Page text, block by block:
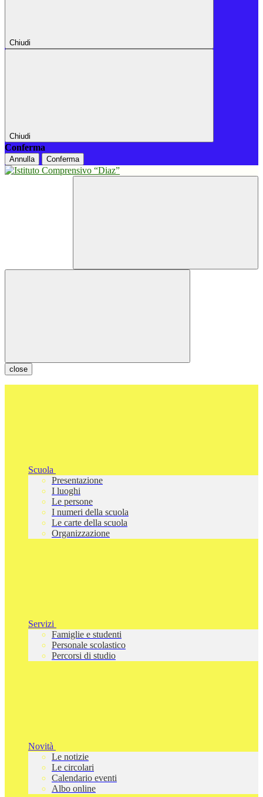
Chiudi
Chiudi
Conferma
Annulla Conferma
close
Scuola
Presentazione
I luoghi
Le persone
I numeri della scuola
Le carte della scuola
Organizzazione
Servizi
Famiglie e studenti
Personale scolastico
Percorsi di studio
Novità
Le notizie
Le circolari
Calendario eventi
Albo online